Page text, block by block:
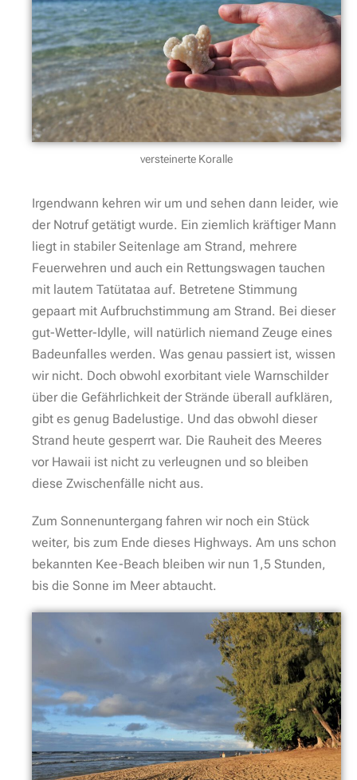
versteinerte Koralle
Irgendwann kehren wir um und sehen dann leider, wie
der Notruf getätigt wurde. Ein ziemlich kräftiger Mann
liegt in stabiler Seitenlage am Strand, mehrere
Feuerwehren und auch ein Rettungswagen tauchen
mit lautem Tatütataa auf. Betretene Stimmung
gepaart mit Aufbruchstimmung am Strand. Bei dieser
gut-Wetter-Idylle, will natürlich niemand Zeuge eines
Badeunfalles werden. Was genau passiert ist, wissen
wir nicht. Doch obwohl exorbitant viele Warnschilder
über die Gefährlichkeit der Strände überall aufklären,
gibt es genug Badelustige. Und das obwohl dieser
Strand heute gesperrt war. Die Rauheit des Meeres
vor Hawaii ist nicht zu verleugnen und so bleiben
diese Zwischenfälle nicht aus.
Zum Sonnenuntergang fahren wir noch ein Stück
weiter, bis zum Ende dieses Highways. Am uns schon
bekannten Kee-Beach bleiben wir nun 1,5 Stunden,
bis die Sonne im Meer abtaucht.